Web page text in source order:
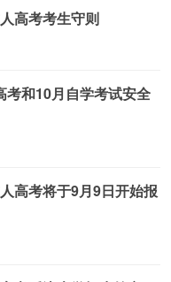
高考考生守则
考和10月自学考试安全
高考将于9月9日开始报